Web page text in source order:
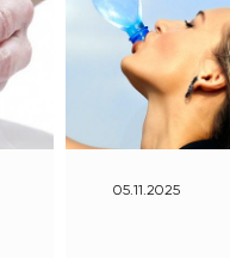
05.11.2025